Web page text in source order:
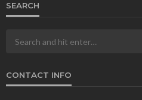
SEARCH
CONTACT INFO